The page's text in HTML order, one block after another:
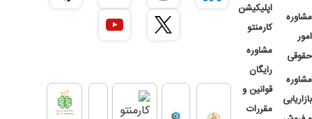
مشاوره
امور
حقوقی
مشاوره
بازاریابی
اپلیکیشن
کارمنتو
مشاوره
رایگان
قوانین و
مقررات